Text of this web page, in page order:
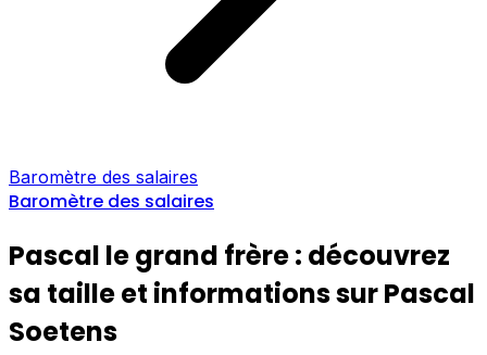
Baromètre des salaires
Baromètre des salaires
Pascal le grand frère : découvrez
sa taille et informations sur Pascal
Soetens